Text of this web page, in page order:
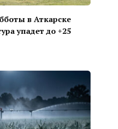
в Аткарске
упадет до +25